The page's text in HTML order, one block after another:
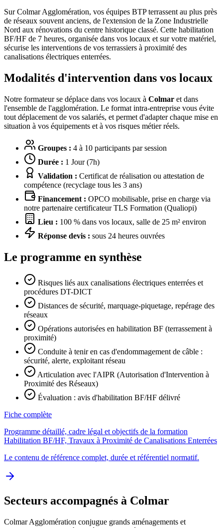
Sur Colmar Agglomération, vos équipes BTP terrassent au plus près
de réseaux souvent anciens, de l'extension de la Zone Industrielle
Nord aux rénovations du centre historique classé. Cette habilitation
BF/HF de 7 heures, organisée dans vos locaux et sur votre matériel,
sécurise les interventions de vos terrassiers à proximité des
canalisations électriques enterrées.
Modalités d'intervention dans vos locaux
Notre formateur se déplace dans vos locaux à Colmar et dans
l'ensemble de l'agglomération. Le format intra-entreprise vous évite
tout déplacement de vos salariés, et permet d'adapter chaque mise en
situation à vos équipements et à vos risques métier réels.
Groupes : 4 à 10 participants par session
Durée : 1 Jour (7h)
Validation : Certificat de réalisation ou attestation de
compétence (recyclage tous les 3 ans)
Financement : OPCO mobilisable, prise en charge via
notre partenaire certificateur TLS Formation (Qualiopi)
Lieu : 100 % dans vos locaux, salle de 25 m² environ
Réponse devis : sous 24 heures ouvrées
Le programme en synthèse
Risques liés aux canalisations électriques enterrées et
procédures DT-DICT
Distances de sécurité, marquage-piquetage, repérage des
réseaux
Opérations autorisées en habilitation BF (terrassement à
proximité)
Conduite à tenir en cas d'endommagement de câble :
sécurité, alerte, exploitant réseau
Articulation avec l'AIPR (Autorisation d'Intervention à
Proximité des Réseaux)
Évaluation : avis d'habilitation BF/HF délivré
Fiche complète
Programme détaillé, cadre légal et objectifs de la formation
Habilitation BF/HF, Travaux à Proximité de Canalisations Enterrées
Le contenu de référence complet, durée et référentiel normatif.
Secteurs accompagnés à Colmar
Colmar Agglomération conjugue grands aménagements et